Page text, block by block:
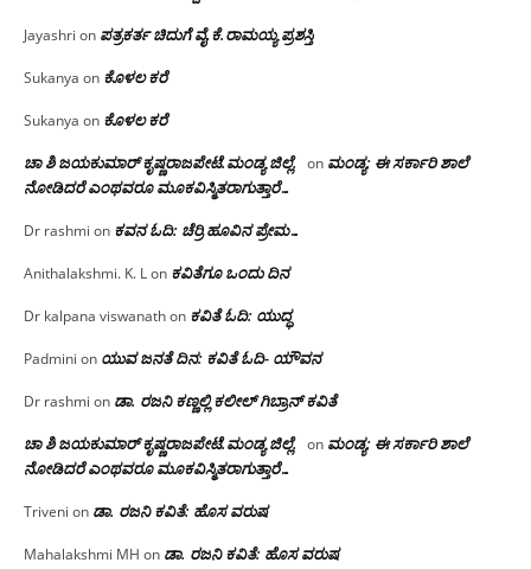
Jayashri on ಪತ್ರಕರ್ತ ಚಿದುಗೆ ವೈ.ಕೆ.ರಾಮಯ್ಯ ಪ್ರಶಸ್ತಿ
Sukanya on ಕೊಳಲ ಕರೆ
Sukanya on ಕೊಳಲ ಕರೆ
ಚಾ ಶಿ ಜಯಕುಮಾರ್ ಕೃಷ್ಣರಾಜಪೇಟೆ.ಮಂಡ್ಯ ಜಿಲ್ಲೆ. on ಮಂಡ್ಯ: ಈ ಸರ್ಕಾರಿ ಶಾಲೆ
ನೋಡಿದರೆ ಎಂಥವರೂ ಮೂಕವಿಸ್ಮಿತರಾಗುತ್ತಾರೆ…
Dr rashmi on ಕವನ ಓದಿ: ಚೆರ್ರಿ ಹೂವಿನ ಪ್ರೇಮ…
Anithalakshmi. K. Lon ಕವಿತೆಗೂ ಒಂದು ದಿನ
Dr kalpana viswanathon ಕವಿತೆ ಓದಿ: ಯುದ್ಧ
Padmini on ಯುವ ಜನತೆ ದಿನ: ಕವಿತೆ ಓದಿ- ಯೌವನ
Dr rashmi on ಡಾ. ರಜನಿ‌ ಕಣ್ಣಲ್ಲಿ ಕಲೀಲ್ ಗಿಬ್ರಾನ್ ಕವಿತೆ
ಚಾ ಶಿ ಜಯಕುಮಾರ್ ಕೃಷ್ಣರಾಜಪೇಟೆ.ಮಂಡ್ಯ ಜಿಲ್ಲೆ. on ಮಂಡ್ಯ: ಈ ಸರ್ಕಾರಿ ಶಾಲೆ
ನೋಡಿದರೆ ಎಂಥವರೂ ಮೂಕವಿಸ್ಮಿತರಾಗುತ್ತಾರೆ…
Triveni on ಡಾ. ರಜನಿ ಕವಿತೆ: ಹೊಸ ವರುಷ
Mahalakshmi MH on ಡಾ. ರಜನಿ ಕವಿತೆ: ಹೊಸ ವರುಷ